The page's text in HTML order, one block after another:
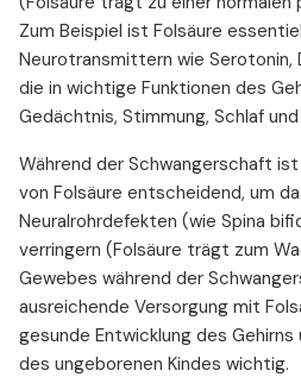
Zum Beispiel ist Folsäure
Neurotransmittern wie Serotonin,
die in wichtige Funktionen des
Gedächtnis, Stimmung, Schlaf
Während der Schwangerschaft
von Folsäure entscheidend, um
Neuralrohrdefekten (wie Spina
verringern (Folsäure trägt zum
Gewebes während der
ausreichende Versorgung mit
gesunde Entwicklung des
des ungeborenen Kindes wichtig.